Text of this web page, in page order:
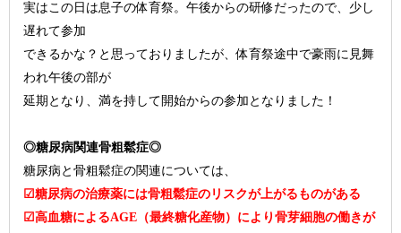
実はこの日は息子の体育祭。午後からの研修だったので、少し
遅れて参加
できるかな？と思っておりましたが、体育祭途中で豪雨に見舞
われ午後の部が
延期となり、満を持して開始からの参加となりました！
◎糖尿病関連骨粗鬆症◎
糖尿病と骨粗鬆症の関連については、
☑糖尿病の治療薬には骨粗鬆症のリスクが上がるものがある
☑高血糖によるAGE（最終糖化産物）により骨芽細胞の働きが